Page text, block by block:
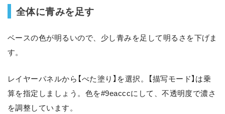
全体に青みを足す
ベースの色が明るいので、少し青みを足して明るさを下げま
す。
レイヤーパネルから【べた塗り】を選択。【描写モード】は乗
算を指定しましょう。色を#9eacccにして、不透明度で濃さ
を調整しています。